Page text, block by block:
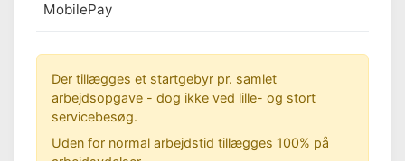
MobilePay
Der tillægges et startgebyr pr. samlet
arbejdsopgave - dog ikke ved lille- og stort
servicebesøg.
Uden for normal arbejdstid tillægges 100% på